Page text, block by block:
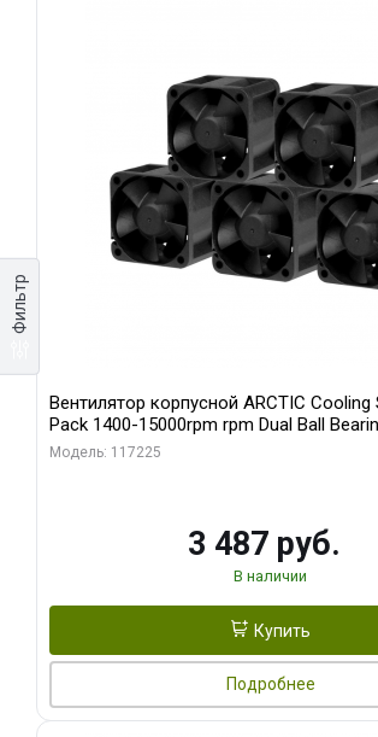
Фильтр
Вентилятор корпусной ARCTIC Cooling
Pack 1400-15000rpm rpm Dual Ball Bearing 4-Pin
Connector (ACFAN00274A)
Модель: 117225
3 487 руб.
В наличии
Купить
Подробнее